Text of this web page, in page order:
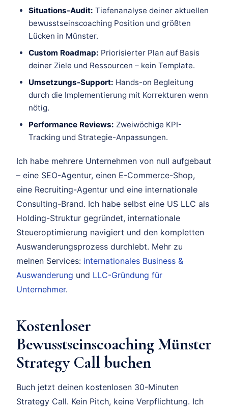
Situations-Audit: Tiefenanalyse deiner aktuellen
bewusstseinscoaching Position und größten
Lücken in Münster.
Custom Roadmap: Priorisierter Plan auf Basis
deiner Ziele und Ressourcen – kein Template.
Umsetzungs-Support: Hands-on Begleitung
durch die Implementierung mit Korrekturen wenn
nötig.
Performance Reviews: Zweiwöchige KPI-
Tracking und Strategie-Anpassungen.
Ich habe mehrere Unternehmen von null aufgebaut
– eine SEO-Agentur, einen E-Commerce-Shop,
eine Recruiting-Agentur und eine internationale
Consulting-Brand. Ich habe selbst eine US LLC als
Holding-Struktur gegründet, internationale
Steueroptimierung navigiert und den kompletten
Auswanderungsprozess durchlebt. Mehr zu
meinen Services: internationales Business &
Auswanderung und LLC-Gründung für
Unternehmer.
Kostenloser
Bewusstseinscoaching Münster
Strategy Call buchen
Buch jetzt deinen kostenlosen 30-Minuten
Strategy Call. Kein Pitch, keine Verpflichtung. Ich